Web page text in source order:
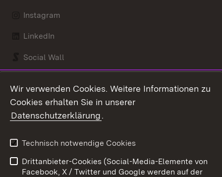
Instagram
LinkedIn
Social Wall
Kontakt
Barrierefreiheit
Impressum
Cookies
Wir verwenden Cookies. Weitere Informationen zu
Cookies erhalten Sie in unserer
Datenschutzerklärung.
Technisch notwendige Cookies
Drittanbieter-Cookies (Social-Media-Elemente von
Facebook, X / Twitter und Google werden auf der